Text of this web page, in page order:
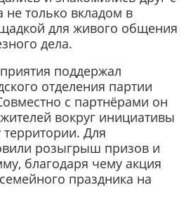
не только вкладом в
для живого общения
дела.
поддержал
отделения партии
с партнёрами он
вокруг инициативы
территории. Для
розыгрыш призов и
благодаря чему акция
праздника на